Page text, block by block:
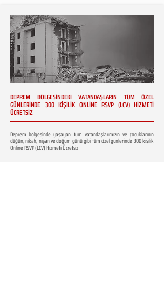
DEPREM BÖLGESİNDEKİ VATANDAŞLARIN TÜM ÖZEL
GÜNLERİNDE 300 KİŞİLİK ONLİNE RSVP (LCV) HİZMETİ
ÜCRETSİZ
Deprem bölgesinde yaşayan tüm vatandaşlarımızın ve çocuklarının
düğün, nikah, nişan ve doğum günü gibi tüm özel günlerinde 300 kişilik
Online RSVP (LCV) Hizmeti Ücretsiz